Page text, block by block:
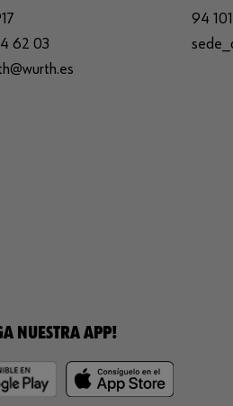
62 03
94
NUESTRA APP!